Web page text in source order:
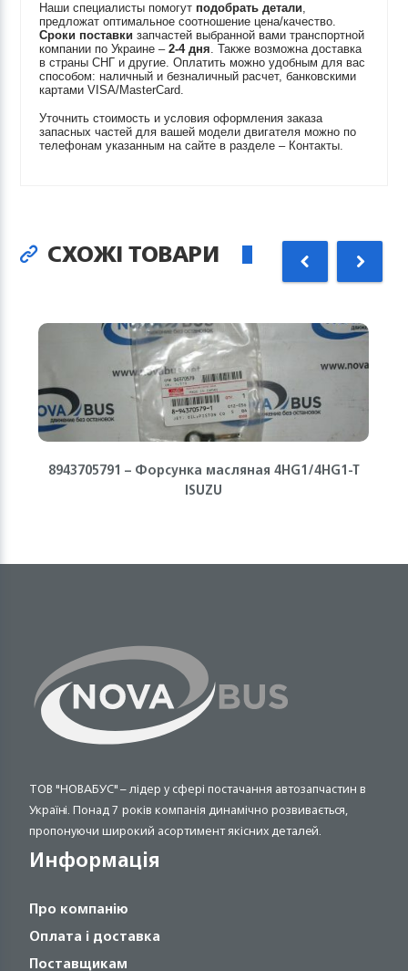
Наши специалисты помогут подобрать детали,
предложат оптимальное соотношение цена/качество.
Сроки поставки запчастей выбранной вами транспортной
компании по Украине –2-4 дня. Также возможна доставка
в страны СНГ и другие. Оплатить можно удобным для вас
способом: наличный и безналичный расчет, банковскими
картами VISA/MasterCard.
Уточнить стоимость и условия оформления заказа
запасных частей для вашей модели двигателя можно по
телефонам указанным на сайте в разделе – Контакты.
СХОЖІ ТОВАРИ
8943705791 – Форсунка масляная 4HG1/4HG1-T
ISUZU
ТОВ "НОВАБУС" – лідер у сфері постачання автозапчастин в
Україні. Понад 7 років компанія динамічно розвивається,
пропонуючи широкий асортимент якісних деталей.
Информація
Про компанію
Оплата і доставка
Поставщикам